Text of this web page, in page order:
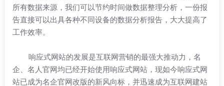
所有数据来源，我们可以节约时间做数据整理分析，一份报
告直接可以出具各种不同设备的数据分析报告，大大提高了
工作效率。
响应式网站的发展是互联网营销的最强大推动力，名
企、名人官网均已经开始使用响应式网站，现如今响应式网
站已成为名企官网改版的新风向标，并迅速成为互联网建站